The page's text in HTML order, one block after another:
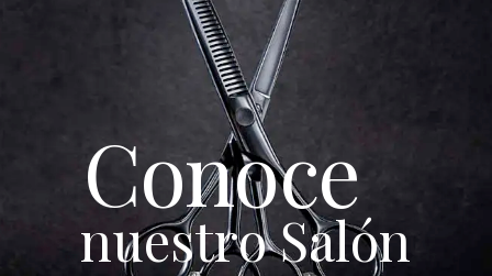
Conoce
nuestroSalón